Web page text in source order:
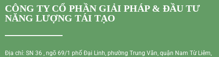
CÔNG TY CỔ PHẦN GIẢI PHÁP & ĐẦU TƯ
NĂNG LƯỢNG TÁI TẠO
Địa chỉ: SN 36 , ngõ 69/1 phố Đại Linh, phường Trung Văn, quận Nam Từ Liêm,